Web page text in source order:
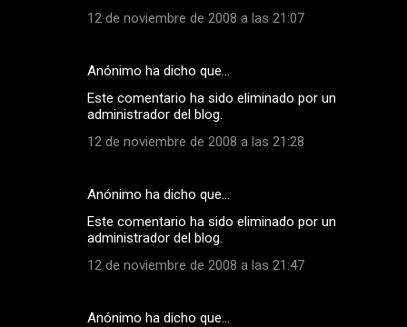
12 de noviembre de 2008 a las 21:07
Anónimo ha dicho que…
Este comentario ha sido eliminado por un
administrador del blog.
12 de noviembre de 2008 a las 21:28
Anónimo ha dicho que…
Este comentario ha sido eliminado por un
administrador del blog.
12 de noviembre de 2008 a las 21:47
Anónimo ha dicho que…